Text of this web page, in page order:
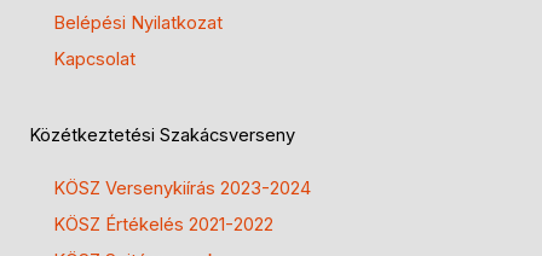
Belépési Nyilatkozat
Kapcsolat
Közétkeztetési Szakácsverseny
KÖSZ Versenykiírás 2023-2024
KÖSZ Értékelés 2021-2022